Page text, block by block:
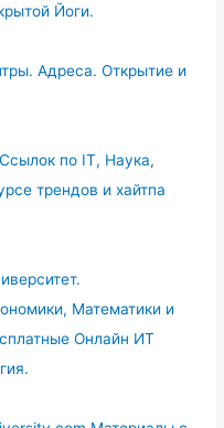
Йоги.
Адреса. Открытие и
по IT, Наука,
трендов и хайтпа
Математики и
Онлайн ИТ